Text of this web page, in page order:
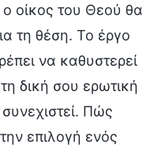
οίκος του Θεού θα
τη θέση. Το έργο
να καθυστερεί
δική σου ερωτική
Πώς
επιλογή ενός